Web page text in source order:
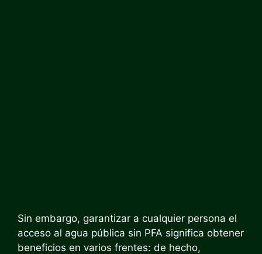
Sin embargo, garantizar a cualquier persona el
acceso al agua pública sin PFA significa obtener
beneficios en varios frentes: de hecho,